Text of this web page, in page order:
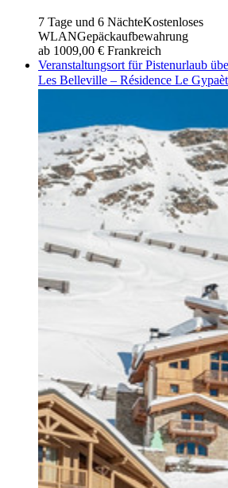
7 Tage und 6 NächteKostenloses
WLANGepäckaufbewahrung
ab 1009,00 € Frankreich
Veranstaltungsort für Pistenurlaub
Les Belleville – Résidence Le